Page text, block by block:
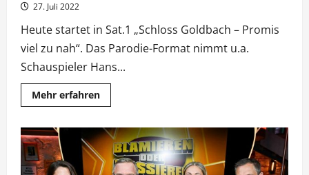
27. Juli 2022
Heute startet in Sat.1 „Schloss Goldbach – Promis
viel zu nah“. Das Parodie-Format nimmt u.a.
Schauspieler Hans...
Mehr erfahrenMehr
Informationen
Goldbach“:
Endgegner
„Bergdoktor“